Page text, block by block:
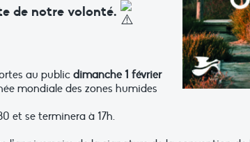
de notre volonté.
au public dimanche 1 février
mondiale des zones humides
et se terminera à 17h.